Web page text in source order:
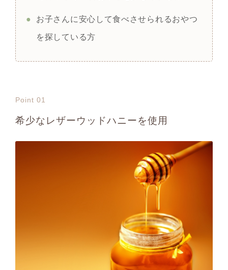
● お子さんに安心して食べさせられるおやつ
を探している方
Point 01
希少なレザーウッドハニーを使用